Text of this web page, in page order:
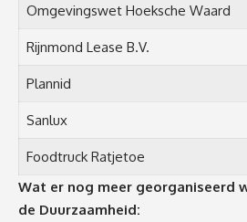
Omgevingswet Hoeksche Waard
Rijnmond Lease B.V.
Plannid
Sanlux
Foodtruck Ratjetoe
Wat er nog meer georganiseerd
de Duurzaamheid: